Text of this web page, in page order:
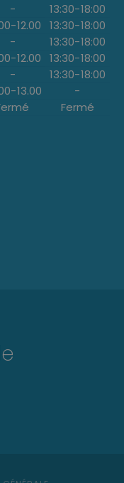
- 13:30-18:00
-12.00 13:30-18:00
- 13:30-18:00
-12.00 13:30-18:00
- 13:30-18:00
-13.00
-
Fermé